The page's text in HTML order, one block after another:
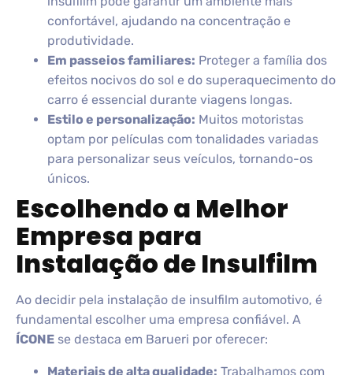
confortável, ajudando na concentração e
produtividade.
Em passeios familiares: Proteger a família dos
efeitos nocivos do sol e do superaquecimento do
carro é essencial durante viagens longas.
Estilo e personalização: Muitos motoristas
optam por películas com tonalidades variadas
para personalizar seus veículos, tornando-os
únicos.
Escolhendo a Melhor
Empresa para
Instalação de Insulfilm
Ao decidir pela instalação de insulfilm automotivo, é
fundamental escolher uma empresa confiável. A
ÍCONE se destaca em Barueri por oferecer:
Materiais de alta qualidade: Trabalhamos com